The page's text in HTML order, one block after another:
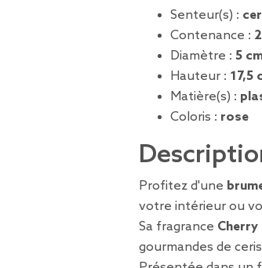
Senteur(s) :
Contenance :
Diamètre : 5
Hauteur : 17,5
Matière(s) :
Coloris : rose
Profitez d'une
votre intérieur ou
Sa fragrance Cherry
gourmandes de